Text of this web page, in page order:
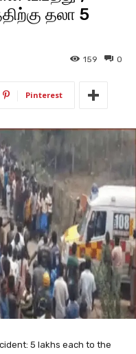
தலா 5
0
159
Pinterest
5 lakhs each to the